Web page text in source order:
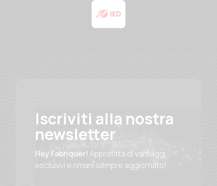
Iscriviti alla nostra
newsletter
Hey Fabriquer!Approfitta di vantaggi
esclusivi e rimani sempre aggiornato!